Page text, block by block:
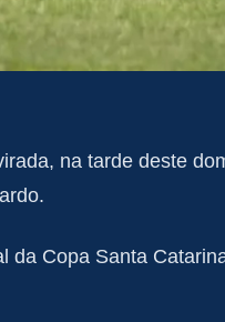
na tarde deste
Copa Santa